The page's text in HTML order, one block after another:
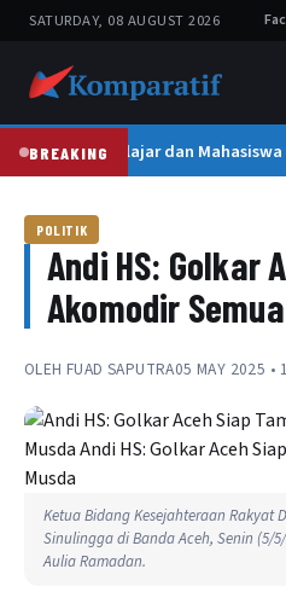
SATURDAY, 08 AUGUST 2026
BREAKING300 Pelajar dan
POLITIK
Andi HS: Golkar
Akomodir
OLEH FUAD SAPUTRA05 MAY 2025 •
Ketua Bidang Kesejahteraan Rakyat
Sinulingga di Banda Aceh, Senin (5/
Aulia Ramadan.